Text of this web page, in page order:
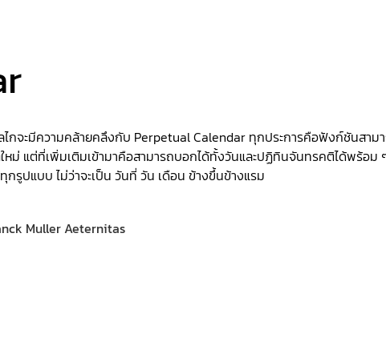
จะมีความคล้ายคลึงกับ Perpetual Calendar ทุกประการคือฟังก์ชันสาม
ม่ แต่ที่เพิ่มเติมเข้ามาคือสามารถบอกได้ทั้งวันและปฏิทินจันทรคติได้พร้อม
รูปแบบ ไม่ว่าจะเป็น วันที่ วัน เดือน ข้างขึ้นข้างแรม